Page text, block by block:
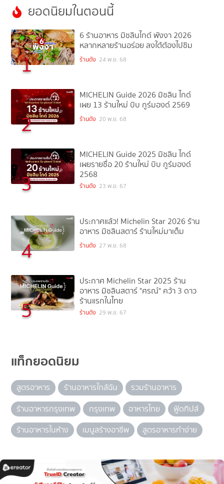
ยอดนิยมในตอนนี้
1
6 ร้านอาหาร มิชลินไกด์ พังงา 2026
หลากหลายร้านอร่อย ลงใต้ต้องไปชิม
ร้านดัง 24 พ.ย. 68
2
MICHELIN Guide 2026 มิชลิน ไกด์
เผย 13 ร้านใหม่ บิบ กูร์มองด์ 2569
ร้านดัง 20 พ.ย. 68
3
MICHELIN Guide 2025 มิชลิน ไกด์
เผยรายชื่อ 20 ร้านใหม่ บิบ กูร์มองด์
2568
ร้านดัง 23 พ.ย. 67
4
ประกาศแล้ว! Michelin Star 2026 ร้าน
อาหาร มิชลินสตาร์ ร้านใหม่มาเต็ม
ร้านดัง 27 พ.ย. 68
5
ประกาศ Michelin Star 2025 ร้าน
อาหาร มิชลินสตาร์ "ศรณ์" คว้า 3 ดาว
ร้านแรกในไทย
ร้านดัง 29 พ.ย. 67
แท็กยอดนิยม
สูตรอาหาร ร้านอาหารใกล้ฉัน
รวมร้านอาหาร
ร้านอาหารกรุงเทพ
กรุงเทพ อาหารไทย
ฟู้ดทิปส์
ร้านอาหารในห้าง
เมนูสร้างอาชีพ สูตรอาหารทำง่าย